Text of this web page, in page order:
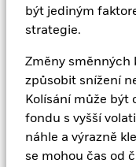
být jediným
strategie.
Změny směnných
způsobit snížení
Kolísání může být
fondu s vyšší
náhle a výrazně
se mohou čas od
elektronická
transakcím,
Investoři by si před
dokumenty, kde
včetně rizikových
Vezměte prosím